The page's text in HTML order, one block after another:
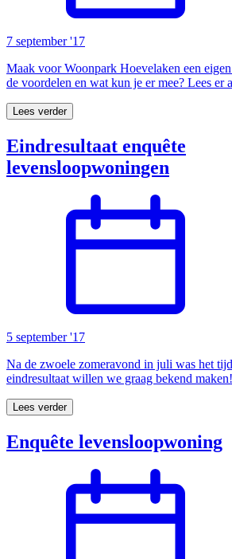
7 september '17
Maak voor Woonpark Hoevelaken een
de voordelen en wat kun je er mee? Lees er
Lees verder
Eindresultaat enquête
levensloopwoningen
5 september '17
Na de zwoele zomeravond in juli was het
eindresultaat willen we graag bekend maken!
Lees verder
Enquête levensloopwoning